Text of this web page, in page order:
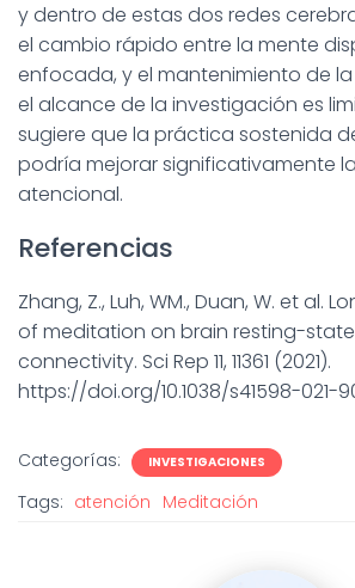
y dentro de estas dos redes
el cambio rápido entre la mente
enfocada, y el mantenimiento de la
el alcance de la investigación es
sugiere que la práctica sostenida
podría mejorar significativamente
atencional.
Referencias
Zhang, Z., Luh, WM., Duan, W. et al.
of meditation on brain resting-
connectivity. Sci Rep 11, 11361 (2021).
https://doi.org/10.1038/s41598-021-
Categorías: INVESTIGACIONES
Tags: atención Meditación